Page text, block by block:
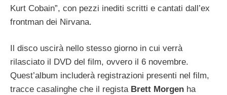
Kurt Cobain”, con pezzi inediti scritti e cantati dall’ex
frontman dei Nirvana.
Il disco uscirà nello stesso giorno in cui verrà
rilasciato il DVD del film, ovvero il 6 novembre.
Quest’album includerà registrazioni presenti nel film,
tracce casalinghe che il regista Brett Morgen ha